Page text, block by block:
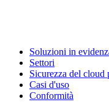
Soluzioni in
Settori
Sicurezza del cloud
Casi d'uso
Conformità